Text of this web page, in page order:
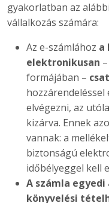
gyakorlatban az
vállalkozás számára:
Az e-számlához a
elektronikusan
formájában –
elvégezni, az
kizárva. Ennek
vannak: a
biztonságú
időbélyeggel kell
A számla
könyvelési